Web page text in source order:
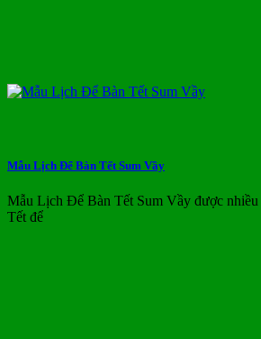
Mẫu Lịch Để Bàn Tết Sum Vầy
Mẫu Lịch Để Bàn Tết Sum Vầy được
Tết để